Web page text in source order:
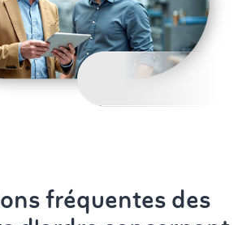
fréquentes des